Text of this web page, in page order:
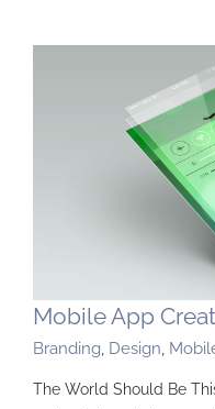
Mobile App
Branding, Design,
The World Should Be